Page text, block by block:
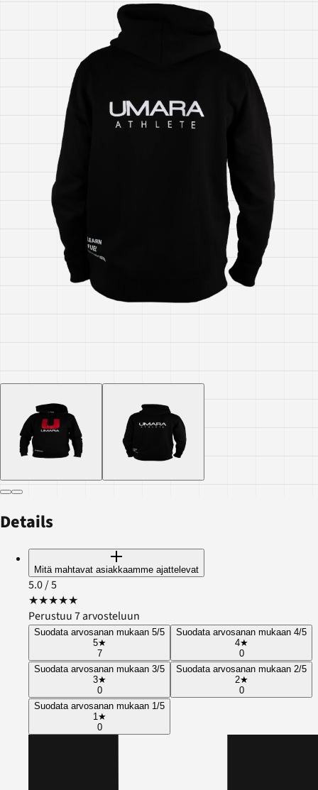
Details
Mitä mahtavat asiakkaamme ajattelevat
5.0/ 5
★★★★★
Perustuu 7 arvosteluun
Suodata arvosanan mukaan 5/5
5★
7
Suodata arvosanan mukaan 4/5
4★
0
Suodata arvosanan mukaan 3/5
3★
0
Suodata arvosanan mukaan 2/5
2★
0
Suodata arvosanan mukaan 1/5
1★
0